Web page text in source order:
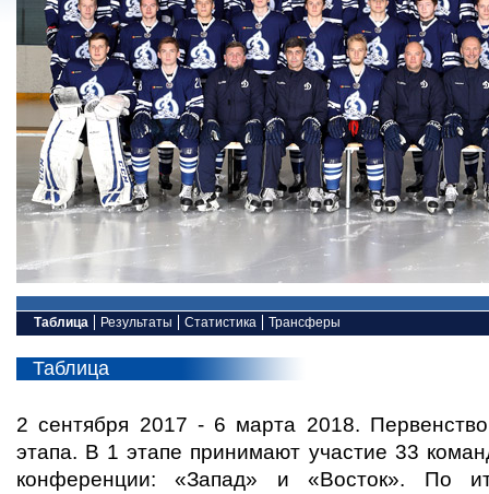
Таблица
Таблица
2 сентября 2017 - 6 марта 2018.
этапа. В 1 этапе принимают участие 33
конференции: «Запад» и «Восток». По
Результаты Статистика Трансферы